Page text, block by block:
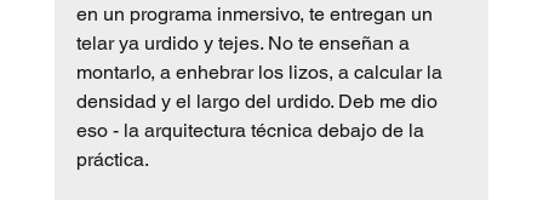
en un programa inmersivo, te entregan un
telar ya urdido y tejes. No te enseñan a
montarlo, a enhebrar los lizos, a calcular la
densidad y el largo del urdido. Deb me dio
eso - la arquitectura técnica debajo de la
práctica.